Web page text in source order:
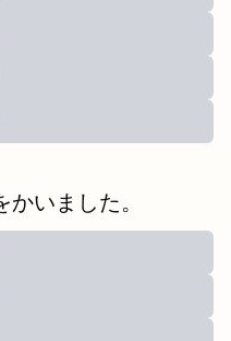
いました。